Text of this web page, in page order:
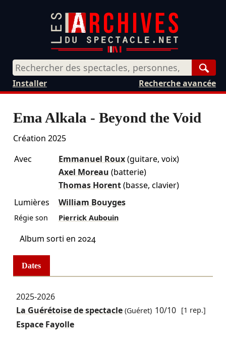
Recherche avancée
Installer
Ema Alkala - Beyond the Void
Création 2025
Avec
Emmanuel Roux (guitare, voix)
Axel Moreau (batterie)
Thomas Horent (basse, clavier)
Lumières
William Bouyges
Régie son Pierrick Aubouin
Album sorti en 2024
Dates
2025-2026
La Guérétoise de spectacle(Guéret) 10/10 [1 rep.]
Espace Fayolle